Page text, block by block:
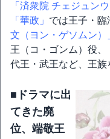
「済衆院 チェジュンウ
「華政」 では王子・臨
文（ヨン・ゲソムン）
王（コ・ゴンム）役、
代王・武王など、王族
■ドラマに出
てきた廃
位、端敬王